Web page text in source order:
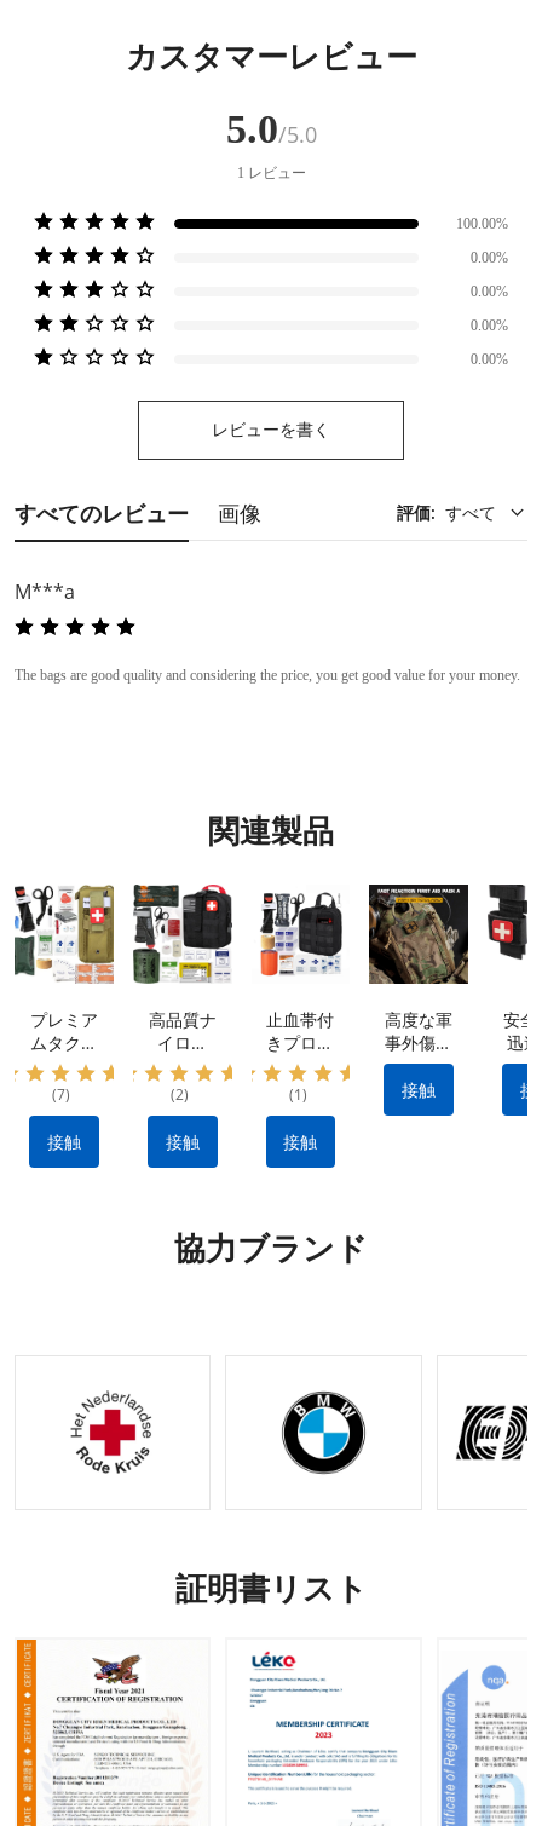
カスタマーレビュー
5.0/5.0
1 レビュー
100.00%
0.00%
0.00%
0.00%
0.00%
レビューを書く
すべてのレビュー 画像 評価: すべて
M***a
The bags are good quality and considering the price, you get good value for your money.
関連製品
プレミア
ムタクテ
ィカルキ
ット: 防
水ナイロ
ン素材、
ポータブ
(7)
接触
高品質ナ
イロン
IFAK タ
クティカ
ル キッ
ト: 出血
を止める
ーカー製
のタクテ
(2)
接触
止血帯付
きプロ仕
様外傷応
急処置キ
ット：出
血を抑え
る耐久性
タクティ
カルギア
(1)
接触
高度な軍
事外傷キ
ット: 防
水素材 |
クイック
接触
安全
迅
率的
血
ため
接
協力ブランド
証明書リスト